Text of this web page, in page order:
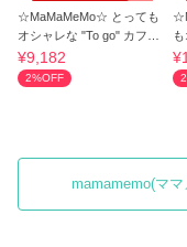
☆MaMaMeMo☆ とっても
オシャレな "To go" カフェ
ままごと♪
¥9,182
2%OFF
ま
mamamemo(マ